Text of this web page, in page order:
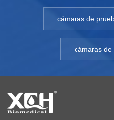
cámaras de
cámaras de